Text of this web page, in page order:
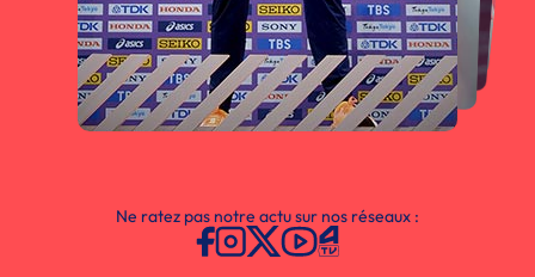
Ne ratez pas notre actu sur nos réseaux :